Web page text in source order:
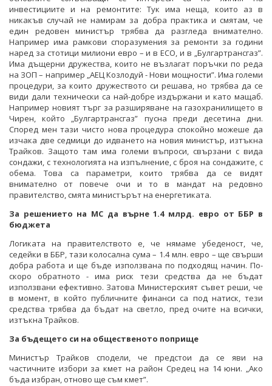
инвестициите и на ремонтите: Тук има неща, които аз в
никакъв случай не намирам за добра практика и смятам, че
един редовен министър трябва да разгледа внимателно.
Например има рамкови споразумения за ремонти за години
наред за стотици милиони евро – и в ЕСО, и в „Булгартрансгаз”.
Има дъщерни дружества, които не възлагат поръчки по реда
на ЗОП – например „АЕЦ Козлодуй - Нови мощности”. Има големи
процедури, за които дружеството си решава, но трябва да се
види дали технически са най-добре издържани и като мащаб.
Например новият търг за разширяване на газохранилището в
Чирен, който „Булгартрансгаз” пусна преди десетина дни.
Според мен тази чисто нова процедура спокойно можеше да
изчака две седмици до идването на новия министър, изтъкна
Трайков. Защото там има големи въпроси, свързани с вида
сондажи, с технологията на изпълнение, с броя на сондажите, с
обема. Това са параметри, които трябва да се видят
внимателно от повече очи и то в мандат на редовно
правителство, смята министърът на енергетиката.
За решението на МС да върне 1.4 млрд. евро от ББР в
бюджета
Логиката на правителството е, че нямаме убеденост, че,
седейки в ББР, тази колосална сума – 1.4 млн. евро – ще свърши
добра работа и ще бъде използвана по подходящ начин. По-
скоро обратното - има риск тези средства да не бъдат
използвани ефективно. Затова Министерският съвет реши, че
в момент, в който публичните финанси са под натиск, тези
средства трябва да бъдат на светло, пред очите на всички,
изтъкна Трайков.
За бъдещето си на общественото поприще
Министър Трайков сподели, че предстои да се яви на
частичните избори за кмет на район Средец на 14 юни. „Ако
бъда избран, отново ще съм кмет”.